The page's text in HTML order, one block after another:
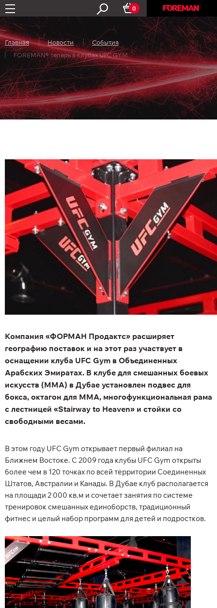
0
Главная Новости
События
FOREMAN® теперь в клубах UFC GYM
Компания «ФОРМАН Продактс» расширяет
географию поставок и на этот раз участвует в
оснащении клуба UFC Gym в Объединенных
Арабских Эмиратах. В клубе для смешанных боевых
искусств (MMA) в Дубае установлен подвес для
бокса, октагон для MMA, многофункциональная рама
с лестницей «Stairway to Heaven» и стойки со
свободными весами.
В этом году UFC Gym открывает первый филиал на
Ближнем Востоке. С 2009 года клубы UFC Gym открыты
более чем в 120 точках по всей территории Соединенных
Штатов, Австралии и Канады. В Дубае клуб располагается
на площади 2 000 кв.м и сочетает занятия по системе
тренировок смешанных единоборств, традиционный
фитнес и целый набор программ для детей и подростков.